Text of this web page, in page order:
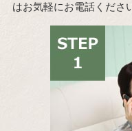
はお気軽にお電話くださ